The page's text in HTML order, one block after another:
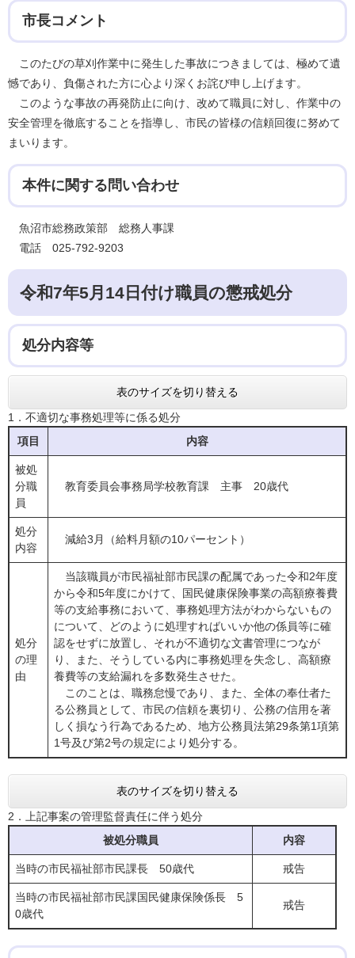
市長コメント
このたびの草刈作業中に発生した事故につきましては、極めて遺
憾であり、負傷された方に心より深くお詫び申し上げます。
このような事故の再発防止に向け、改めて職員に対し、作業中の
安全管理を徹底することを指導し、市民の皆様の信頼回復に努めて
まいります。
本件に関する問い合わせ
魚沼市総務政策部 総務人事課
電話 025-792-9203
令和7年5月14日付け職員の懲戒処分
処分内容等
表のサイズを切り替える
1．不適切な事務処理等に係る処分
項目
内容
被処
分職
員
教育委員会事務局学校教育課 主事 20歳代
処分
内容
減給3月（給料月額の10パーセント）
処分
の理
由
当該職員が市民福祉部市民課の配属であった令和2年度
から令和5年度にかけて、国民健康保険事業の高額療養費
等の支給事務において、事務処理方法がわからないもの
について、どのように処理すればいいか他の係員等に確
認をせずに放置し、それが不適切な文書管理につなが
り、また、そうしている内に事務処理を失念し、高額療
養費等の支給漏れを多数発生させた。
このことは、職務怠慢であり、また、全体の奉仕者た
る公務員として、市民の信頼を裏切り、公務の信用を著
しく損なう行為であるため、地方公務員法第29条第1項第
1号及び第2号の規定により処分する。
表のサイズを切り替える
2．上記事案の管理監督責任に伴う処分
被処分職員
内容
当時の市民福祉部市民課長 50歳代 戒告
当時の市民福祉部市民課国民健康保険係長 5
0歳代
戒告